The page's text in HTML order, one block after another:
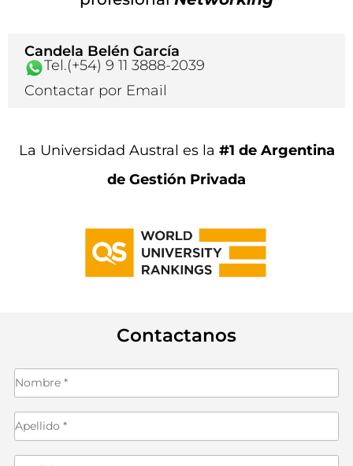
Candela Belén García
Tel.(+54) 9 11 3888-2039
Contactar por Email
La Universidad Austral es la #1 de Argentina
de Gestión Privada